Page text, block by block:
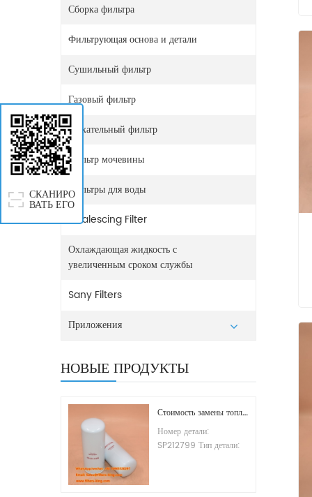
Сборка фильтра
Фильтрующая основа и детали
Сушильный фильтр
Газовый фильтр
Дыхательный фильтр
Фильтр мочевины
Фильтры для воды
Coalescing Filter
Охлаждающая жидкость с
увеличенным сроком службы
Sany Filters
Приложения
НОВЫЕ ПРОДУКТЫ
Стоимость замены топливного фильтра SP212799
Номер детали:
SP212799 Тип детали:
СКАНИРО
ВАТЬ ЕГО